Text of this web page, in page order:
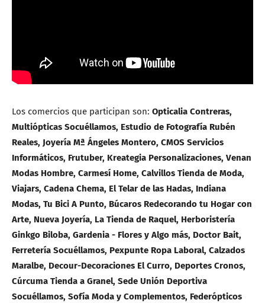
Los comercios que participan son: Opticalia Contreras,
Multiópticas Socuéllamos, Estudio de Fotografía Rubén
Reales, Joyería Mª Ángeles Montero, CMOS Servicios
Informáticos, Frutuber, Kreategia Personalizaciones, Venan
Modas Hombre, Carmesí Home, Calvillos Tienda de Moda,
Viajars, Cadena Chema, El Telar de las Hadas, Indiana
Modas, Tu Bici A Punto, Búcaros Redecorando tu Hogar con
Arte, Nueva Joyería, La Tienda de Raquel, Herboristería
Ginkgo Biloba, Gardenia - Flores y Algo más, Doctor Bait,
Ferretería Socuéllamos, Pexpunte Ropa Laboral, Calzados
Maralbe, Decour-Decoraciones El Curro, Deportes Cronos,
Cúrcuma Tienda a Granel, Sede Unión Deportiva
Socuéllamos, Sofía Moda y Complementos, Federópticos